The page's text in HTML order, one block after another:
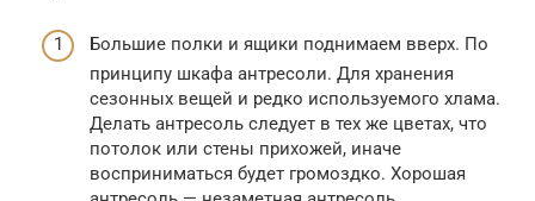
Большие полки и ящики поднимаем вверх. По
принципу шкафа антресоли. Для хранения
сезонных вещей и редко используемого хлама.
Делать антресоль следует в тех же цветах, что
потолок или стены прихожей, иначе
восприниматься будет громоздко. Хорошая